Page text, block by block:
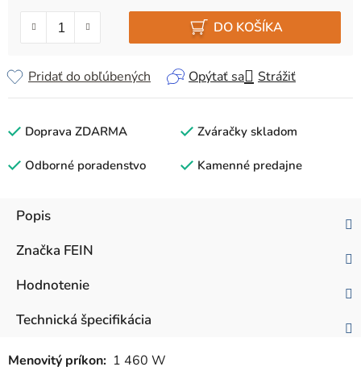
DO KOŠÍKA
Opýtať sa Strážiť
Pridať do obľúbených
Doprava ZDARMA Zváračky skladom
Odborné poradenstvo Kamenné predajne
Popis
Značka FEIN
Hodnotenie
Technická špecifikácia
Menovitý príkon: 1 460 W